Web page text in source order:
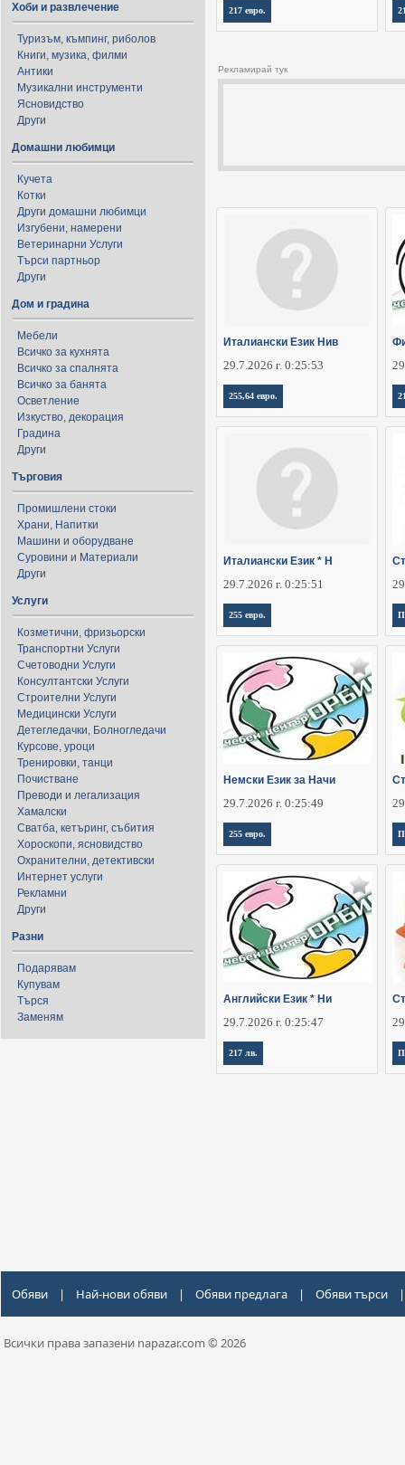
Хоби и развлечение
Туризъм, къмпинг, риболов
Книги, музика, филми
Антики
Музикални инструменти
Ясновидство
Други
Домашни любимци
Кучета
Котки
Други домашни любимци
Изгубени, намерени
Ветеринарни Услуги
Търси партньор
Други
Дом и градина
Мебели
Всичко за кухнята
Всичко за спалнята
Всичко за банята
Осветление
Изкуство, декорация
Градина
Други
Търговия
Промишлени стоки
Храни, Напитки
Машини и оборудване
Суровини и Материали
Други
Услуги
Козметични, фризьорски
Транспортни Услуги
Счетоводни Услуги
Консултантски Услуги
Строителни Услуги
Медицински Услуги
Детегледачки, Болногледачи
Курсове, уроци
Тренировки, танци
Почистване
Преводи и легализация
Хамалски
Сватба, кетъринг, събития
Хороскопи, ясновидство
Охранителни, детективски
Интернет услуги
Рекламни
Други
Разни
Подарявам
Купувам
Търся
Заменям
217 евро.
Рекламирай тук
Италиански Език Нив
29.7.2026 г. 0:25:53
255,64 евро.
Италиански Език * Н
29.7.2026 г. 0:25:51
255 евро.
Немски Език за Начи
29.7.2026 г. 0:25:49
255 евро.
Английски Език * Ни
29.7.2026 г. 0:25:47
217 лв.
Обяви | Най-нови обяви | Обяви предлага | Обяви търси |
Всички права запазени napazar.com © 2026